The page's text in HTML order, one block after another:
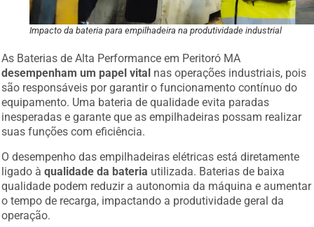
Impacto da bateria para empilhadeira na produtividade industrial
As Baterias de Alta Performance em Peritoró MA
desempenham um papel vital nas operações industriais, pois
são responsáveis por garantir o funcionamento contínuo do
equipamento. Uma bateria de qualidade evita paradas
inesperadas e garante que as empilhadeiras possam realizar
suas funções com eficiência.
O desempenho das empilhadeiras elétricas está diretamente
ligado à qualidade da bateria utilizada. Baterias de baixa
qualidade podem reduzir a autonomia da máquina e aumentar
o tempo de recarga, impactando a produtividade geral da
operação.